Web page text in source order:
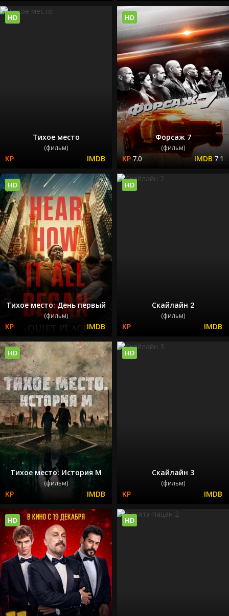
Тихое место
(фильм)
HD
Форсаж 7
(фильм)
7.0 7.1
HD
Тихое место: День первый
(фильм)
HD
Скайлайн 2
(фильм)
HD
Тихое место: История М
(фильм)
HD
Скайлайн 3
(фильм)
HD
HD HD